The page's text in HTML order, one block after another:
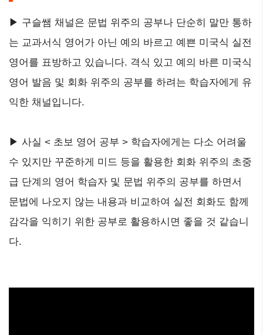
▶ 구슬쌤 채널은 문법 위주의 공부나 단순히 말만 통하
는 교과서식 영어가 아닌 예의 바르고 예쁜 미국식 실전
영어를 표방하고 있습니다. 격식 있고 예의 바른 미국식
영어 발음 및 회화 위주의 공부를 하려는 학습자에게 유
익한 채널입니다.
▶ 사실 < 초보 영어 공부 > 학습자에게는 다소 어려울
수 있지만 꾸준하게 미드 등을 활용한 회화 위주의 초중
급 단계의 영어 학습자 및 문법 위주의 공부를 하면서
문법에 나오지 않는 내용과 비교하여 실전 회화도 함께
감각을 익히기 위한 공부로 활용하시면 좋을 것 같습니
다.